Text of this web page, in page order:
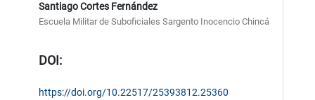
Santiago Cortes Fernández
Escuela Militar de Suboficiales Sargento Inocencio Chincá
DOI:
https://doi.org/10.22517/25393812.25360